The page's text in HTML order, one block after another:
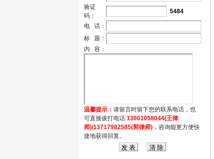
验证
码：
5484
电 话：
标 题：
内 容：
温馨提示： 请留言时留下您的联系电话，也
可直接拔打电话:13661058044(王律
师)/13717982585(郭律师)，咨询能更方便快
捷地获得回复。